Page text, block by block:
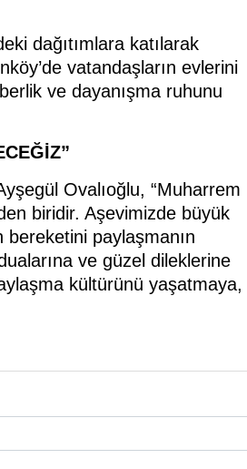
dağıtımlara katılarak
vatandaşların evlerini
ve dayanışma ruhunu
Ovalıoğlu, “Muharrem
biridir. Aşevimizde büyük
bereketini paylaşmanın
ve güzel dileklerine
kültürünü yaşatmaya,